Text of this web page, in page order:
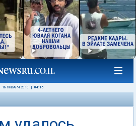
18 ЯНВАРЯ 2010 04:15